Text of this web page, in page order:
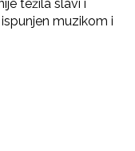
težila slavi i
muzikom i